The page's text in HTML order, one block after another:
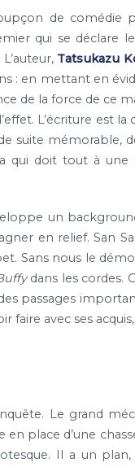
de comédie
qui se déclare
Tatsukazu
: en mettant en
de la force de ce
L’écriture est la
suite mémorable,
qui doit tout à une
un
en relief. San
Sans nous le
dans les cordes.
passages
faire avec ses
Le grand
place d’une
Il a un